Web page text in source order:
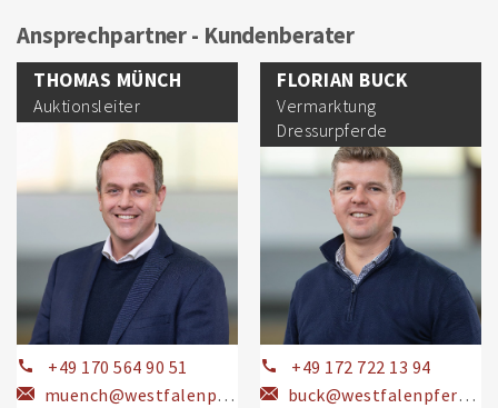
Ansprechpartner - Kundenberater
THOMAS MÜNCH
Auktionsleiter
+49 170 564 90 51
muench@westfalenpferde.de
FLORIAN BUCK
Vermarktung
Dressurpferde
+49 172 722 13 94
buck@westfalenpferde.de